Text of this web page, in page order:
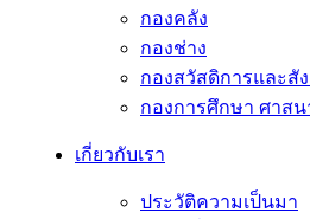
กองคลัง
กองช่าง
กองสวัสดิการและสั
กองการศึกษา ศาส
เกี่ยวกับเรา
ประวัติความเป็นมา